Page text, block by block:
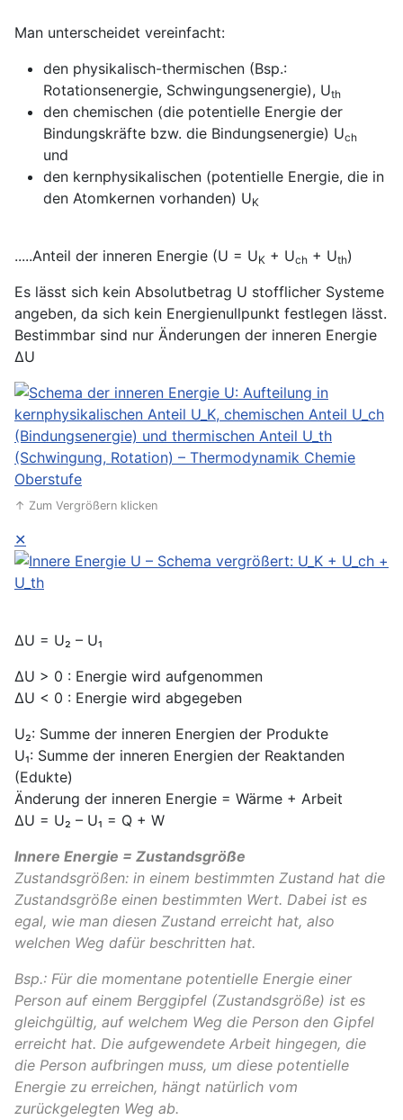
Man unterscheidet vereinfacht:
den physikalisch-thermischen (Bsp.:
Rotationsenergie, Schwingungsenergie), Uth
den chemischen (die potentielle Energie der
Bindungskräfte bzw. die Bindungsenergie) Uch
und
den kernphysikalischen (potentielle Energie, die in
den Atomkernen vorhanden) UK
.....Anteil der inneren Energie (U = UK + Uch + Uth)
Es lässt sich kein Absolutbetrag U stofflicher Systeme
angeben, da sich kein Energienullpunkt festlegen lässt.
Bestimmbar sind nur Änderungen der inneren Energie
ΔU
↑ Zum Vergrößern klicken
✕
ΔU = U₂ – U₁
ΔU > 0 : Energie wird aufgenommen
ΔU < 0 : Energie wird abgegeben
U₂: Summe der inneren Energien der Produkte
U₁: Summe der inneren Energien der Reaktanden
(Edukte)
Änderung der inneren Energie = Wärme + Arbeit
ΔU = U₂ – U₁ = Q + W
Innere Energie = Zustandsgröße
Zustandsgrößen: in einem bestimmten Zustand hat die
Zustandsgröße einen bestimmten Wert. Dabei ist es
egal, wie man diesen Zustand erreicht hat, also
welchen Weg dafür beschritten hat.
Bsp.: Für die momentane potentielle Energie einer
Person auf einem Berggipfel (Zustandsgröße) ist es
gleichgültig, auf welchem Weg die Person den Gipfel
erreicht hat. Die aufgewendete Arbeit hingegen, die
die Person aufbringen muss, um diese potentielle
Energie zu erreichen, hängt natürlich vom
zurückgelegten Weg ab.